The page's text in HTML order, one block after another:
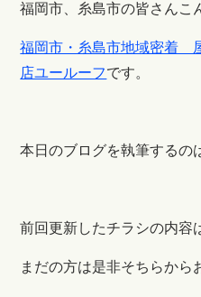
福岡市、糸島市の皆さんこ
福岡市・糸島市地域密着
店ユールーフです。
本日のブログを執筆するの
前回更新したチラシの内容
まだの方は是非そちらから